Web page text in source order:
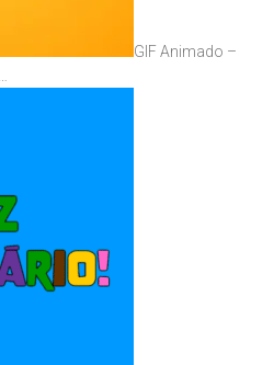
GIF Animado –